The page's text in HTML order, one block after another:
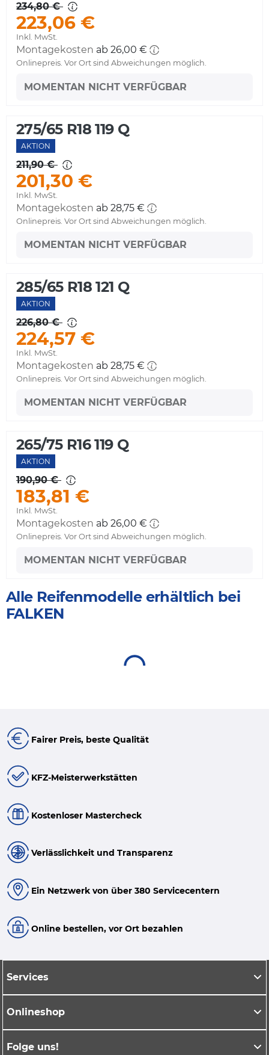
234,80 €
223,06 €
Inkl. MwSt.
Montagekosten ab 26,00 €
Onlinepreis. Vor Ort sind Abweichungen möglich.
MOMENTAN NICHT VERFÜGBAR
275/65 R18 119 Q
AKTION
211,90 €
201,30 €
Inkl. MwSt.
Montagekosten ab 28,75 €
Onlinepreis. Vor Ort sind Abweichungen möglich.
MOMENTAN NICHT VERFÜGBAR
285/65 R18 121 Q
AKTION
226,80 €
224,57 €
Inkl. MwSt.
Montagekosten ab 28,75 €
Onlinepreis. Vor Ort sind Abweichungen möglich.
MOMENTAN NICHT VERFÜGBAR
265/75 R16 119 Q
AKTION
190,90 €
183,81 €
Inkl. MwSt.
Montagekosten ab 26,00 €
Onlinepreis. Vor Ort sind Abweichungen möglich.
MOMENTAN NICHT VERFÜGBAR
Alle Reifenmodelle erhältlich bei
FALKEN
Fairer Preis, beste Qualität
KFZ-Meisterwerkstätten
Kostenloser Mastercheck
Verlässlichkeit und Transparenz
Ein Netzwerk von über 380 Servicecentern
Online bestellen, vor Ort bezahlen
Services
Onlineshop
Folge uns!